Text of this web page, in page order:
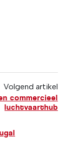
Volgend artikel
commercieel
luchtvaarthub